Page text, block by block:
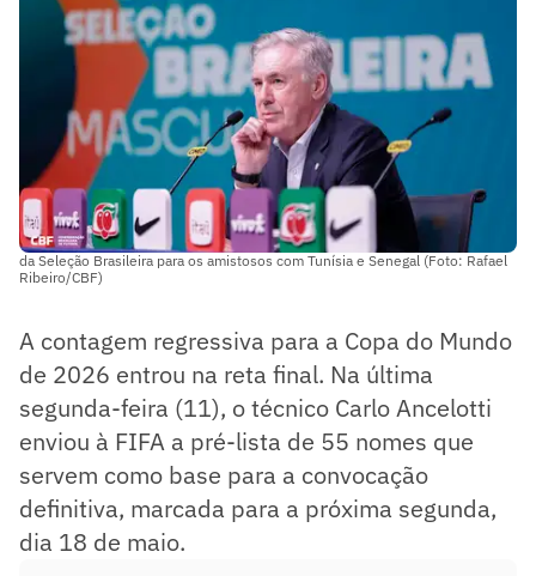
da Seleção Brasileira para os amistosos com Tunísia e Senegal (Foto: Rafael
Ribeiro/CBF)
A contagem regressiva para a Copa do Mundo
de 2026 entrou na reta final. Na última
segunda-feira (11), o técnico Carlo Ancelotti
enviou à FIFA a pré-lista de 55 nomes que
servem como base para a convocação
definitiva, marcada para a próxima segunda,
dia 18 de maio.